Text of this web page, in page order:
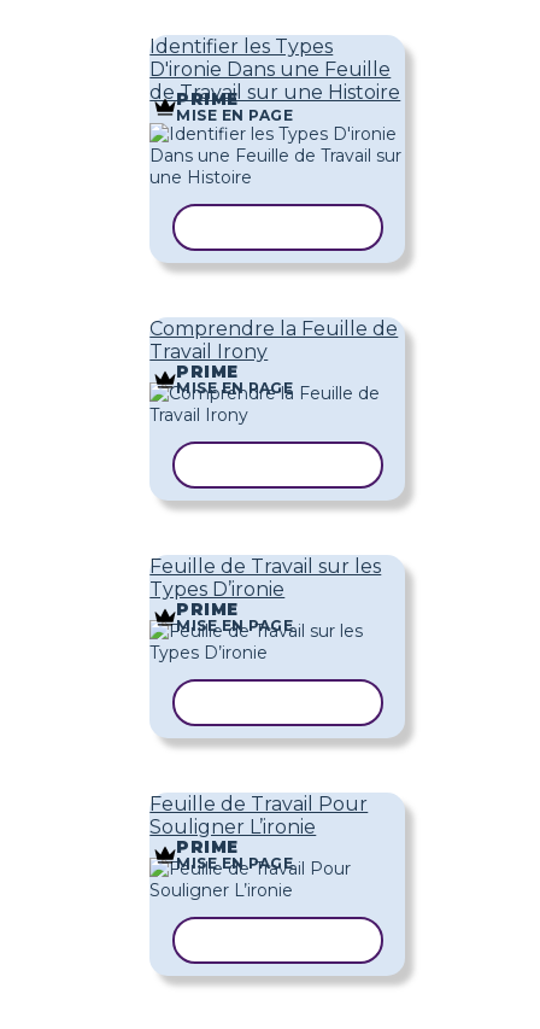
Identifier les Types
D'ironie Dans une Feuille
de Travail sur une Histoire
PRIME
MISE EN PAGE
Comprendre la Feuille de
Travail Irony
PRIME
MISE EN PAGE
Feuille de Travail sur les
Types D’ironie
PRIME
MISE EN PAGE
Feuille de Travail Pour
Souligner L’ironie
PRIME
MISE EN PAGE